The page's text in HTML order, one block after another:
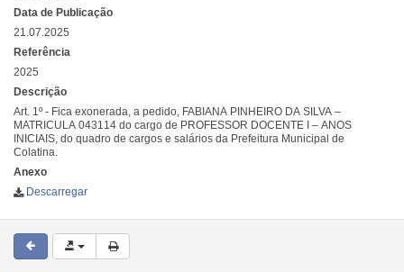
Data de Publicação
21.07.2025
Referência
2025
Descrição
Art. 1º - Fica exonerada, a pedido, FABIANA PINHEIRO DA SILVA –
MATRICULA 043114 do cargo de PROFESSOR DOCENTE I – ANOS
INICIAIS, do quadro de cargos e salários da Prefeitura Municipal de
Colatina.
Anexo
Descarregar